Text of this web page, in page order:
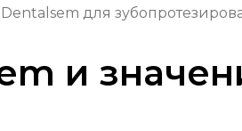
для
и